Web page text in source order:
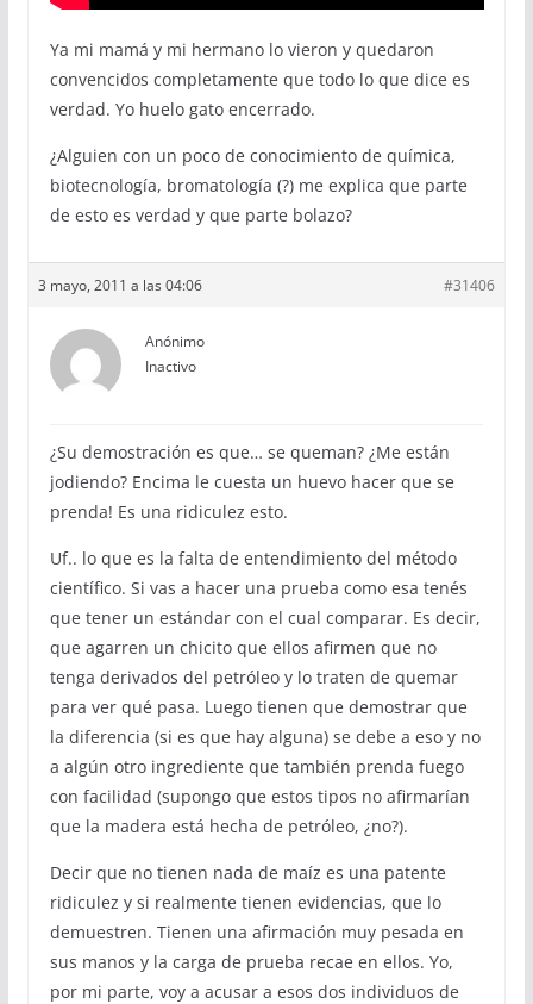
Ya mi mamá y mi hermano lo vieron y quedaron
convencidos completamente que todo lo que dice es
verdad. Yo huelo gato encerrado.
¿Alguien con un poco de conocimiento de química,
biotecnología, bromatología (?) me explica que parte
de esto es verdad y que parte bolazo?
3 mayo, 2011 a las 04:06 #31406
Anónimo
Inactivo
¿Su demostración es que… se queman? ¿Me están
jodiendo? Encima le cuesta un huevo hacer que se
prenda! Es una ridiculez esto.
Uf.. lo que es la falta de entendimiento del método
científico. Si vas a hacer una prueba como esa tenés
que tener un estándar con el cual comparar. Es decir,
que agarren un chicito que ellos afirmen que no
tenga derivados del petróleo y lo traten de quemar
para ver qué pasa. Luego tienen que demostrar que
la diferencia (si es que hay alguna) se debe a eso y no
a algún otro ingrediente que también prenda fuego
con facilidad (supongo que estos tipos no afirmarían
que la madera está hecha de petróleo, ¿no?).
Decir que no tienen nada de maíz es una patente
ridiculez y si realmente tienen evidencias, que lo
demuestren. Tienen una afirmación muy pesada en
sus manos y la carga de prueba recae en ellos. Yo,
por mi parte, voy a acusar a esos dos individuos de